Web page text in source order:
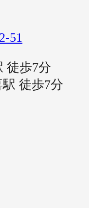
51
徒歩7分
徒歩7分